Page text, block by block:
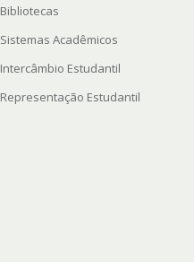
Bibliotecas
Sistemas Acadêmicos
Intercâmbio Estudantil
Representação Estudantil